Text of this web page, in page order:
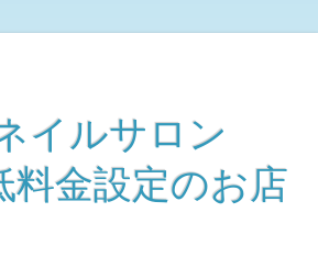
イルサロン
金設定のお店